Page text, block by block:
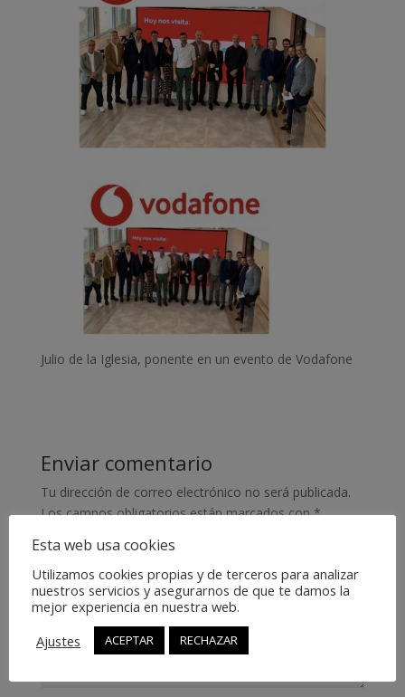
Julio de la Iglesia, ponente en un evento de Vodafone
Enviar comentario
Tu dirección de correo electrónico no será publicada.
Los campos obligatorios están marcados con*
Esta web usa cookies
Utilizamos cookies propias y de terceros para analizar
nuestros servicios y asegurarnos de que te damos la
mejor experiencia en nuestra web.
Ajustes
ACEPTAR RECHAZAR